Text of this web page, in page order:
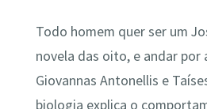
Todo homem quer ser um
novela das oito, e andar por
Giovannas Antonellis e
biologia explica o